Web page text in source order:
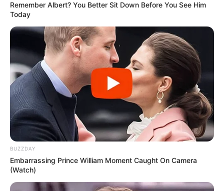
Remember Albert? You Better Sit Down Before You See Him
Today
BUZZDAY
Embarrassing Prince William Moment Caught On Camera
(Watch)